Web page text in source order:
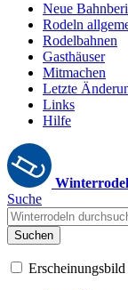
Neue
Rodeln
Rodelbahnen
Gasthäuser
Mitmachen
Letzte
Links
Hilfe
Suche
Suchen
Erscheinungsbild